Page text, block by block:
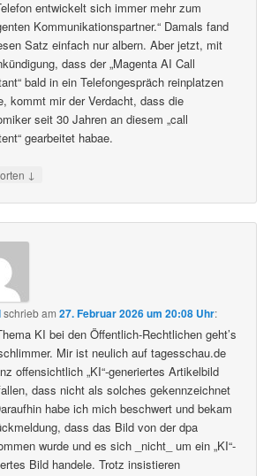
entwickelt sich immer mehr zum
Kommunikationspartner.“ Damals fand
Satz einfach nur albern. Aber jetzt, mit
dass der „Magenta AI Call
bald in ein Telefongespräch reinplatzen
kommt mir der Verdacht, dass die
seit 30 Jahren an diesem „call
gearbeitet habae.
↓
schriebam27. Februar 2026 um 20:08 Uhr:
KI bei den Öffentlich-Rechtlichen geht’s
Mir ist neulich auf tagesschau.de
offensichtlich „KI“-generiertes Artikelbild
dass nicht als solches gekennzeichnet
habe ich mich beschwert und bekam
dass das Bild von der dpa
wurde und es sich _nicht_ um ein „KI“-
Bild handele. Trotz insistieren